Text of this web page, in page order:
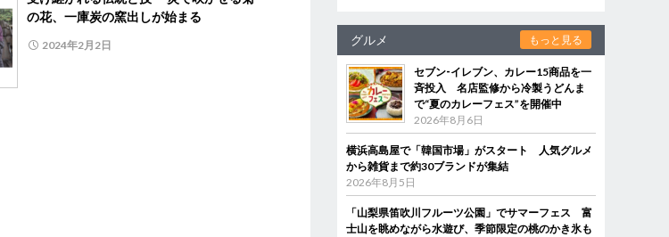
の花、一庫炭の窯出しが始まる
2024年2月2日 グルメ もっと見る
セブン‐イレブン、カレー15商品を一
斉投入 名店監修から冷製うどんま
で“夏のカレーフェス”を開催中
2026年8月6日
横浜高島屋で「韓国市場」がスタート 人気グルメ
から雑貨まで約30ブランドが集結
2026年8月5日
「山梨県笛吹川フルーツ公園」でサマーフェス 富
士山を眺めながら水遊び、季節限定の桃のかき氷も